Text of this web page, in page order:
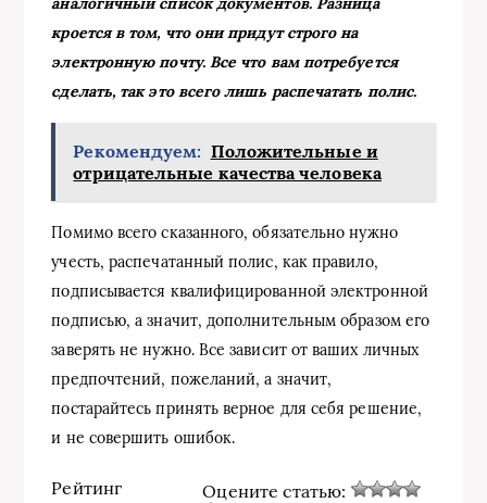
кроется в том, что они придут строго на
электронную почту. Все что вам потребуется
сделать, так это всего лишь распечатать полис.
Рекомендуем: Положительные и
отрицательные качества человека
Помимо всего сказанного, обязательно нужно
учесть, распечатанный полис, как правило,
подписывается квалифицированной электронной
подписью, а значит, дополнительным образом его
заверять не нужно. Все зависит от ваших личных
предпочтений, пожеланий, а значит,
постарайтесь принять верное для себя решение,
и не совершить ошибок.
Рейтинг
Оцените статью: